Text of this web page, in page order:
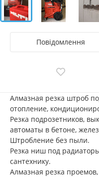
Повідомлення
Алмазная резка штроб
отопление,
Резка подрозетников,
автоматы в бетоне,
Штробление без пыли.
Резка ниш под
сантехнику.
Алмазная резка